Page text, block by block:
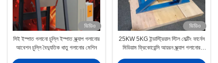
ভিডিও
সিই ইস্পাত গলানো চুল্লি ইস্পাত স্ক্র্যাপ গলানোর
আবেশন চুল্লি বৈদ্যুতিক ধাতু গলানোর মেশিন
ভিডিও
25KW 5KG ইন্ডাস্ট্রিয়াল স্টিল মেল্টিং ফার্নেস
মিডিয়াম ফ্রিকোয়েন্সি আয়রন স্ক্র্যাপ গলানোর